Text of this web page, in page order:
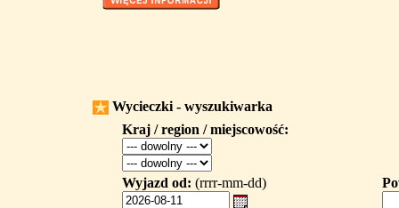
Wycieczki - wyszukiwarka
Kraj / region / miejscowość:
Wyjazd od: (rrrr-mm-dd)